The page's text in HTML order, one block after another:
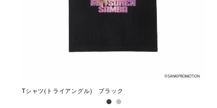
Tシャツ(トライアングル) ブラック